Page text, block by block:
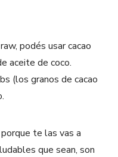
podés usar cacao
aceite de coco.
(los granos de cacao
te las vas a
que sean, son